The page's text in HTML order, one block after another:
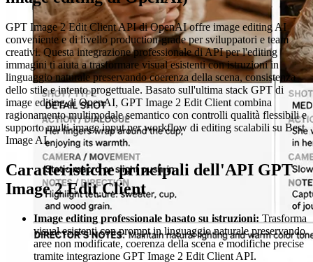
GPT Image 2 Edit Client API di OpenAI offre image editing AI
conveniente e di livello production-grade per sviluppatori e team
creativi. Questa integrazione professionale di API per l'editing
immagini ti aiuta a trasformare visual esistenti con istruzioni in
linguaggio naturale preservando coerenza della scena, consistenza
dello stile e intento progettuale. Basato sull'ultima stack GPT di
image editing di OpenAI, GPT Image 2 Edit Client combina
ragionamento multimodale semantico con controlli qualità flessibili e
supporto multi-image input per workflow di editing scalabili su Best
Image AI.
Caratteristiche principali dell'API GPT
Image 2 Edit Client
Image editing professionale basato su istruzioni: Trasforma
visual esistenti con prompt in linguaggio naturale preservando
aree non modificate, coerenza della scena e modifiche precise
tramite integrazione GPT Image 2 Edit Client API.